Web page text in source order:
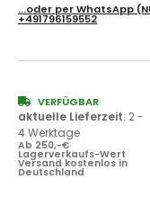
...oder perWhatsApp
+491796159552
VERFÜGBAR
aktuelle Lieferzeit: 2 -
4 Werktage
Ab 250,-€
Lagerverkaufs-Wert
Versand kostenlos in
Deutschland